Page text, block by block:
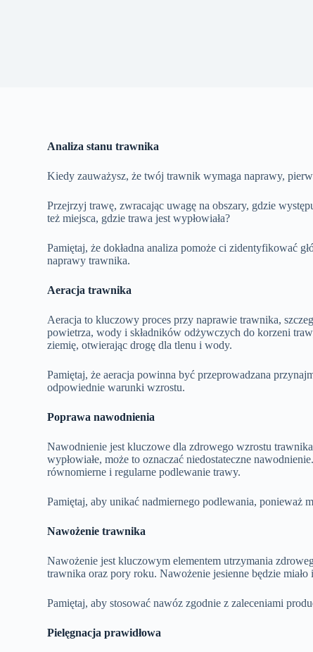
Analiza stanu trawnika
Kiedy zauważysz, że twój trawnik wymaga naprawy,
Przejrzyj trawę, zwracając uwagę na obszary, gdzie
też miejsca, gdzie trawa jest wypłowiała?
Pamiętaj, że dokładna analiza pomoże ci zidentyfikować
naprawy trawnika.
Aeracja trawnika
Aeracja to kluczowy proces przy naprawie trawnika,
powietrza, wody i składników odżywczych do korzeni
ziemię, otwierając drogę dla tlenu i wody.
Pamiętaj, że aeracja powinna być przeprowadzana
odpowiednie warunki wzrostu.
Poprawa nawodnienia
Nawodnienie jest kluczowe dla zdrowego wzrostu
wypłowiałe, może to oznaczać niedostateczne
równomierne i regularne podlewanie trawy.
Pamiętaj, aby unikać nadmiernego podlewania,
Nawożenie trawnika
Nawożenie jest kluczowym elementem utrzymania
trawnika oraz pory roku. Nawożenie jesienne będzie
Pamiętaj, aby stosować nawóz zgodnie z zaleceniami
Pielęgnacja prawidłowa